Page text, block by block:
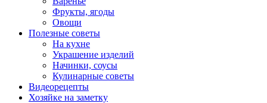
Фрукты, ягоды
Овощи
Полезные советы
На кухне
Украшение изделий
Начинки, соусы
Кулинарные советы
Видеорецепты
Хозяйке на заметку